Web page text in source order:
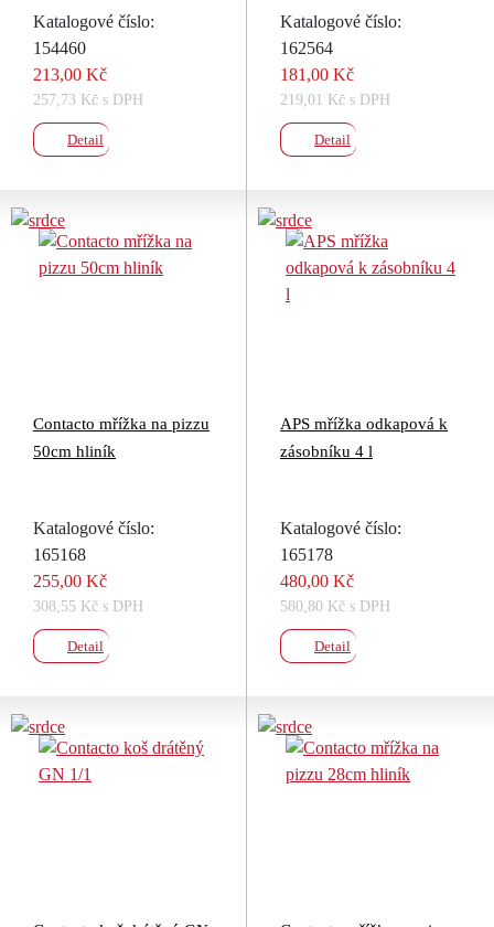
Katalogové číslo:
154460
213,00 Kč
257,73 Kč s DPH
Detail
Katalogové číslo:
162564
181,00 Kč
219,01 Kč s DPH
Detail
Contacto mřížka na pizzu
50cm hliník
Katalogové číslo:
165168
255,00 Kč
308,55 Kč s DPH
Detail
APS mřížka odkapová k
zásobníku 4 l
Katalogové číslo:
165178
480,00 Kč
580,80 Kč s DPH
Detail